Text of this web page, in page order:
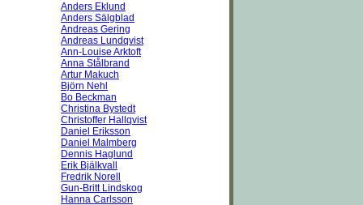
Anders Eklund
Anders Sälgblad
Andreas Gering
Andreas Lundqvist
Ann-Louise Arktoft
Anna Stålbrand
Artur Makuch
Björn Nehl
Bo Beckman
Christina Bystedt
Christoffer Hallqvist
Daniel Eriksson
Daniel Malmberg
Dennis Haglund
Erik Bjälkvall
Fredrik Norell
Gun-Britt Lindskog
Hanna Carlsson